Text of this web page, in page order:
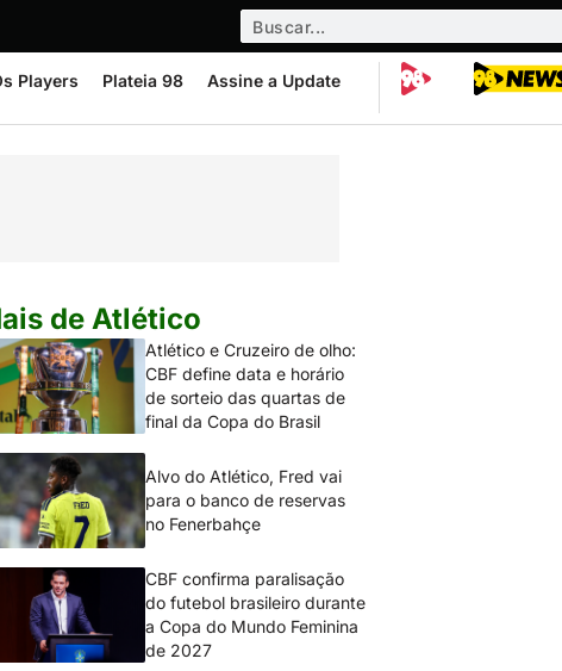
Players Plateia 98 Assine a Update
de Atlético
Atlético e Cruzeiro de olho:
CBF define data e horário
de sorteio das quartas de
final da Copa do Brasil
Alvo do Atlético, Fred vai
para o banco de reservas
no Fenerbahçe
CBF confirma paralisação
do futebol brasileiro durante
a Copa do Mundo Feminina
de 2027